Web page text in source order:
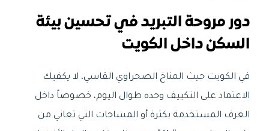
دور مروحة التبريد في تحسين بيئة
السكن داخل الكويت
في الكويت حيث المناخ الصحراوي القاسي، لا يكفيك
الاعتماد على التكييف وحده طوال اليوم، خصوصاً داخل
الغرف المستخدمة بكثرة أو المساحات التي تعاني من